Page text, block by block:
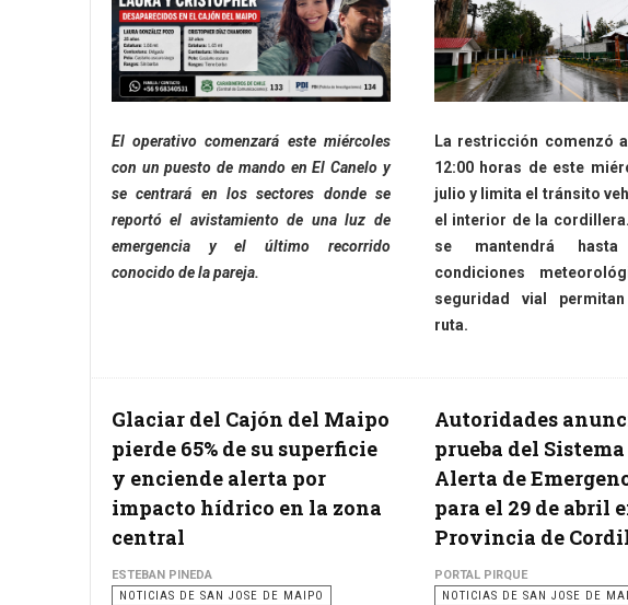
El operativo comenzará este miércoles
con un puesto de mando en El Canelo y
se centrará en los sectores donde se
reportó el avistamiento de una luz de
emergencia y el último recorrido
conocido de la pareja.
La restricción comenzó
12:00 horas de este
julio y limita el tránsito
el interior de la
se mantendrá
condiciones
seguridad vial
ruta.
Glaciar del Cajón del Maipo
pierde 65% de su superficie
y enciende alerta por
impacto hídrico en la zona
central
ESTEBAN PINEDA
NOTICIAS DE SAN JOSE DE MAIPO
Autoridades
prueba del Sistema
Alerta de
para el 29 de abril
Provincia de
PORTAL PIRQUE
NOTICIAS DE SAN JOSE DE